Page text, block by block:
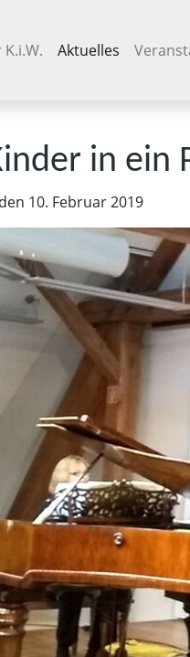
überspringen
Aktuelles
in ein
10. Februar 2019